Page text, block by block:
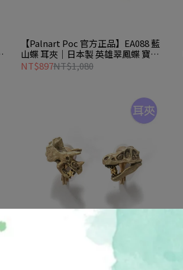
【Palnart Poc 官方正品】EA088 藍
山蝶 耳夾｜日本製 英雄翠鳳蝶 寶石
光澤 Swallowtail
NT$897NT$1,080
【Palnart Poc 官方正品】EA143 恐
龍化石耳夾｜日本製 暴龍三角龍 星星